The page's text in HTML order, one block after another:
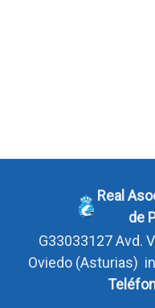
Real
de
G33033127Avd.
Oviedo (Asturias)